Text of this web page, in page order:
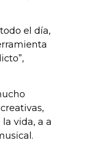
el día,
vida, a a